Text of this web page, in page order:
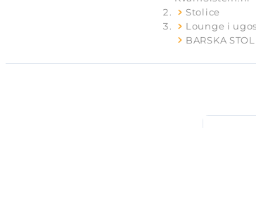
Stolice
Lounge i
BARSKA